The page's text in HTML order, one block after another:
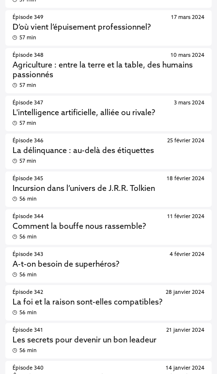
Épisode 349
D’où vient l’épuisement professionnel?
17 mars 2024
57 min
Épisode 348
Agriculture : entre la terre et la table, des humains
passionnés
10 mars 2024
57 min
Épisode 347
L'intelligence artificielle, alliée ou rivale?
3 mars 2024
57 min
Épisode 346
La délinquance : au-delà des étiquettes
25 février 2024
57 min
Épisode 345
Incursion dans l’univers de J.R.R. Tolkien
18 février 2024
56 min
Épisode 344
Comment la bouffe nous rassemble?
11 février 2024
56 min
Épisode 343
A-t-on besoin de superhéros?
4 février 2024
56 min
Épisode 342
La foi et la raison sont-elles compatibles?
28 janvier 2024
56 min
Épisode 341
Les secrets pour devenir un bon leadeur
21 janvier 2024
56 min
Épisode 340 14 janvier 2024